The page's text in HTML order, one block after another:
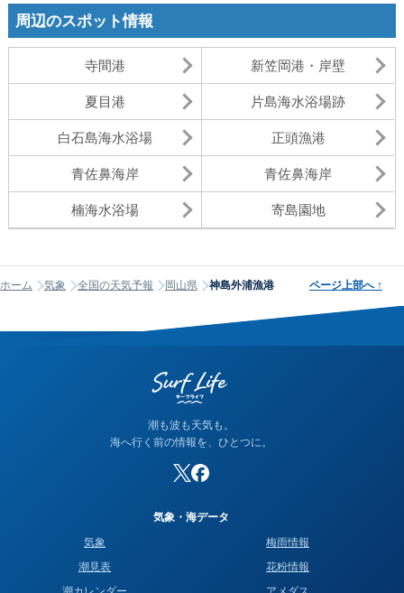
周辺のスポット情報
寺間港 新笠岡港・岸壁
夏目港 片島海水浴場跡
白石島海水浴場 正頭漁港
青佐鼻海岸 青佐鼻海岸
楠海水浴場 寄島園地
ホーム 気象 全国の天気予報 岡山県 神島外浦漁港 ページ上部へ ↑
潮も波も天気も。
海へ行く前の情報を、ひとつに。
気象・海データ
気象
潮見表
梅雨情報
花粉情報